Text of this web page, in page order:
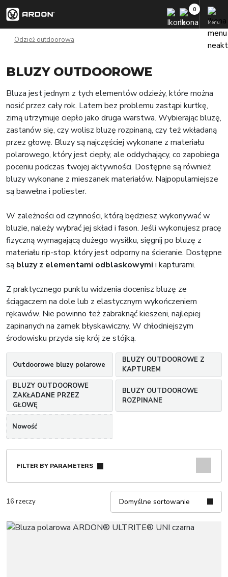
Menu
Odzież outdoorowa
BLUZY OUTDOOROWE
Bluza jest jednym z tych elementów odzieży, które można
nosić przez cały rok. Latem bez problemu zastąpi kurtkę,
zimą utrzymuje ciepło jako druga warstwa. Wybierając bluzę,
zastanów się, czy wolisz bluzę rozpinaną, czy też wkładaną
przez głowę. Bluzy są najczęściej wykonane z materiału
polarowego, który jest ciepły, ale oddychający, co zapobiega
poceniu podczas twojej aktywności. Dostępne są również
bluzy wykonane z mieszanek materiałów. Najpopularniejsze
są bawełna i poliester.
W zależności od czynności, którą będziesz wykonywać w
bluzie, należy wybrać jej skład i fason. Jeśli wykonujesz pracę
fizyczną wymagającą dużego wysiłku, sięgnij po bluzę z
materiału rip-stop, który jest odporny na ścieranie. Dostępne
są bluzy z elementami odblaskowymi i kapturami.
Z praktycznego punktu widzenia docenisz bluzę ze
ściągaczem na dole lub z elastycznym wykończeniem
rękawów. Nie powinno też zabraknąć kieszeni, najlepiej
zapinanych na zamek błyskawiczny. W chłodniejszym
środowisku przyda się krój ze stójką.
Outdoorowe bluzy polarowe
BLUZY OUTDOOROWE Z
KAPTUREM
BLUZY OUTDOOROWE
ZAKŁADANE PRZEZ
GŁOWĘ
BLUZY OUTDOOROWE
ROZPINANE
Nowość
FILTER BY PARAMETERS
16 rzeczy Domyślne sortowanie